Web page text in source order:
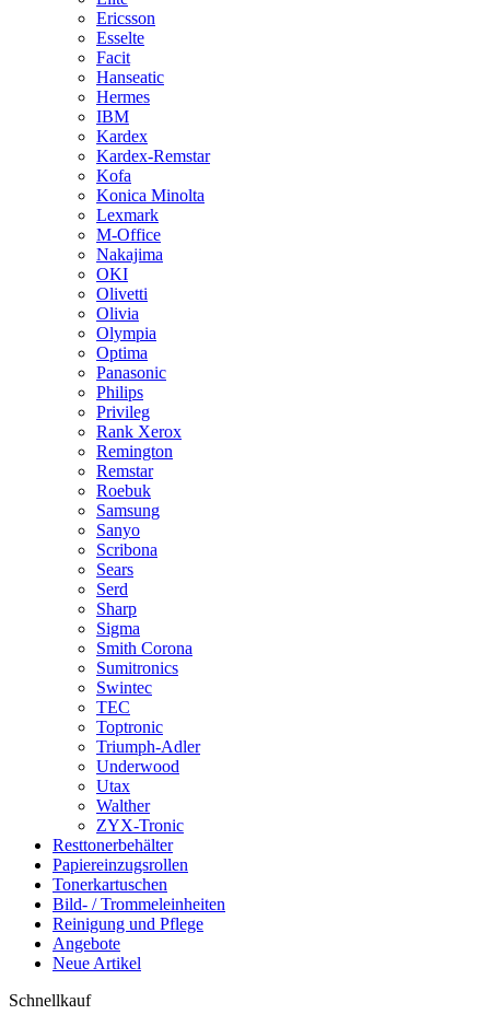
Ericsson
Esselte
Facit
Hanseatic
Hermes
IBM
Kardex
Kardex-Remstar
Kofa
Konica Minolta
Lexmark
M-Office
Nakajima
OKI
Olivetti
Olivia
Olympia
Optima
Panasonic
Philips
Privileg
Rank Xerox
Remington
Remstar
Roebuk
Samsung
Sanyo
Scribona
Sears
Serd
Sharp
Sigma
Smith Corona
Sumitronics
Swintec
TEC
Toptronic
Triumph-Adler
Underwood
Utax
Walther
ZYX-Tronic
Resttonerbehälter
Papiereinzugsrollen
Tonerkartuschen
Bild- / Trommeleinheiten
Reinigung und Pflege
Angebote
Neue Artikel
Schnellkauf